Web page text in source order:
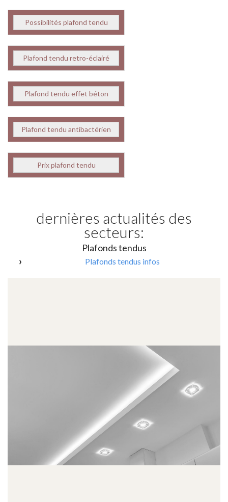
Possibilités plafond tendu
Plafond tendu retro-éclairé
Plafond tendu effet béton
Plafond tendu antibactérien
Prix plafond tendu
dernières actualités des
secteurs:
Plafonds tendus
Plafonds tendus infos